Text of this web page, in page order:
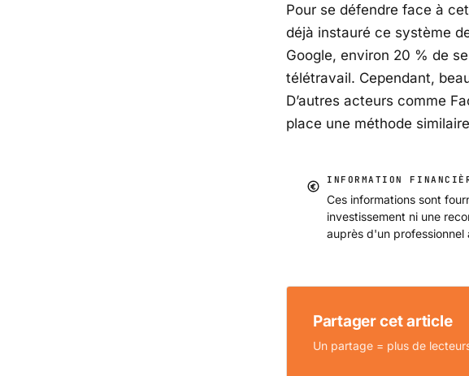
Pour se défendre face à
déjà instauré ce système
Google, environ 20 % de
télétravail. Cependant,
D’autres acteurs comme
place une méthode
INFORMATION
Ces informations sont
investissement ni une
auprès d'un professionnel
Partager cet article
Un partage = plus de